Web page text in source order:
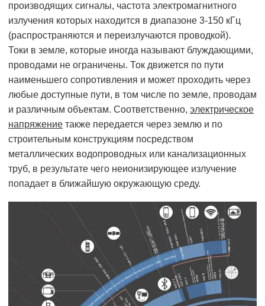
производящих сигналы, частота электромагнитного
излучения которых находится в диапазоне 3-150 кГц
(распространяются и переизлучаются проводкой).
Токи в земле, которые иногда называют блуждающими,
проводами не ограничены. Ток движется по пути
наименьшего сопротивления и может проходить через
любые доступные пути, в том числе по земле, проводам
и различным объектам. Соответственно, электрическое
напряжение также передается через землю и по
строительным конструкциям посредством
металлических водопроводных или канализационных
труб, в результате чего неионизирующее излучение
попадает в ближайшую окружающую среду.